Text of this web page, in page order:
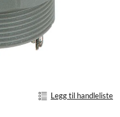
Legg til handleliste